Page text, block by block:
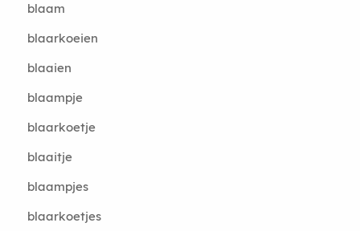
blaam
blaarkoeien
blaaien
blaampje
blaarkoetje
blaaitje
blaampjes
blaarkoetjes